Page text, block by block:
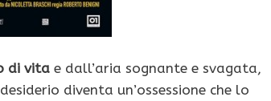
di vita e dall’aria sognante e svagata,
diventa un’ossessione che lo